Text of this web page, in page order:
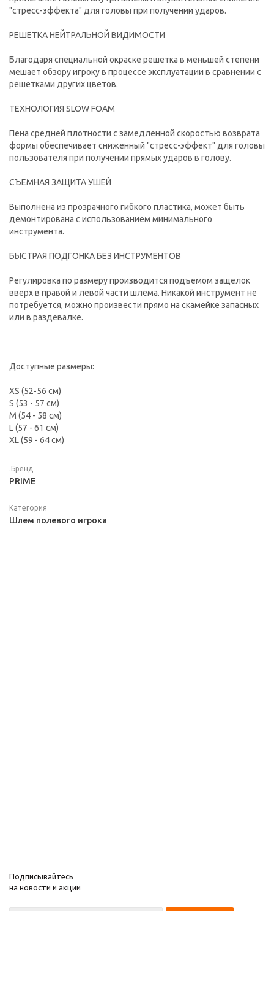
"стресс-эффекта" для головы при получении ударов.
РЕШЕТКА НЕЙТРАЛЬНОЙ ВИДИМОСТИ
Благодаря специальной окраске решетка в меньшей степени
мешает обзору игроку в процессе эксплуатации в сравнении с
решетками других цветов.
ТЕХНОЛОГИЯ SLOW FOAM
Пена средней плотности с замедленной скоростью возврата
формы обеспечивает сниженный "стресс-эффект" для головы
пользователя при получении прямых ударов в голову.
СЪЕМНАЯ ЗАЩИТА УШЕЙ
Выполнена из прозрачного гибкого пластика, может быть
демонтирована с использованием минимального
инструмента.
БЫСТРАЯ ПОДГОНКА БЕЗ ИНСТРУМЕНТОВ
Регулировка по размеру производится подъемом защелок
вверх в правой и левой части шлема. Никакой инструмент не
потребуется, можно произвести прямо на скамейке запасных
или в раздевалке.
Доступные размеры:
ХS (52-56 см)
S (53 - 57 см)
M (54 - 58 см)
L (57 - 61 см)
XL (59 - 64 см)
.Бренд
PRIME
Категория
Шлем полевого игрока
Подписывайтесь
на новости и акции